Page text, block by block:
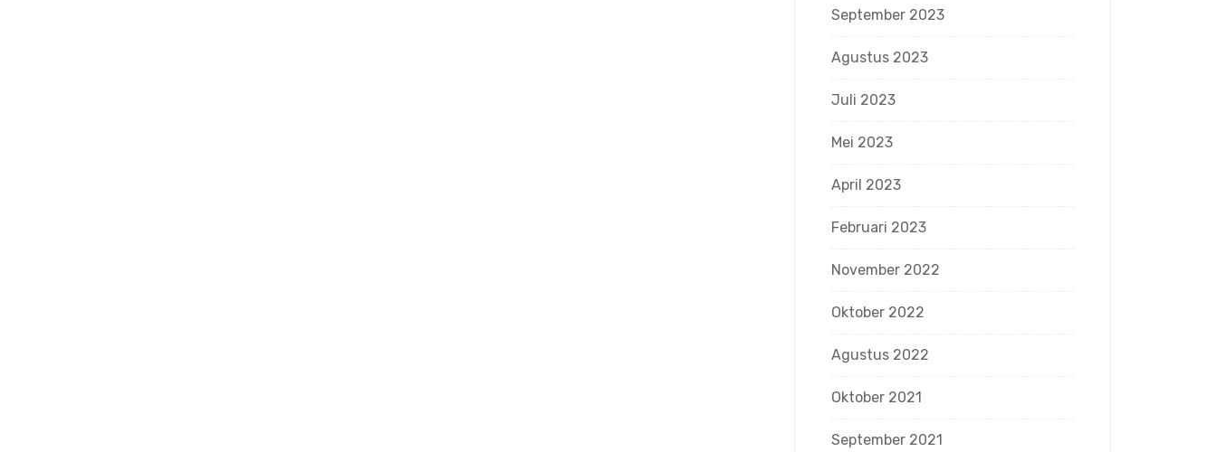
September 2023
Agustus 2023
Juli 2023
Mei 2023
April 2023
Februari 2023
November 2022
Oktober 2022
Agustus 2022
Oktober 2021
September 2021